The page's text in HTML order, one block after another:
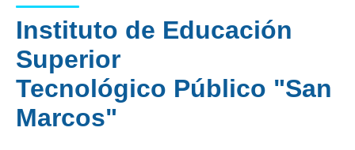
Instituto de Educación
Superior
Tecnológico Público "San
Marcos"